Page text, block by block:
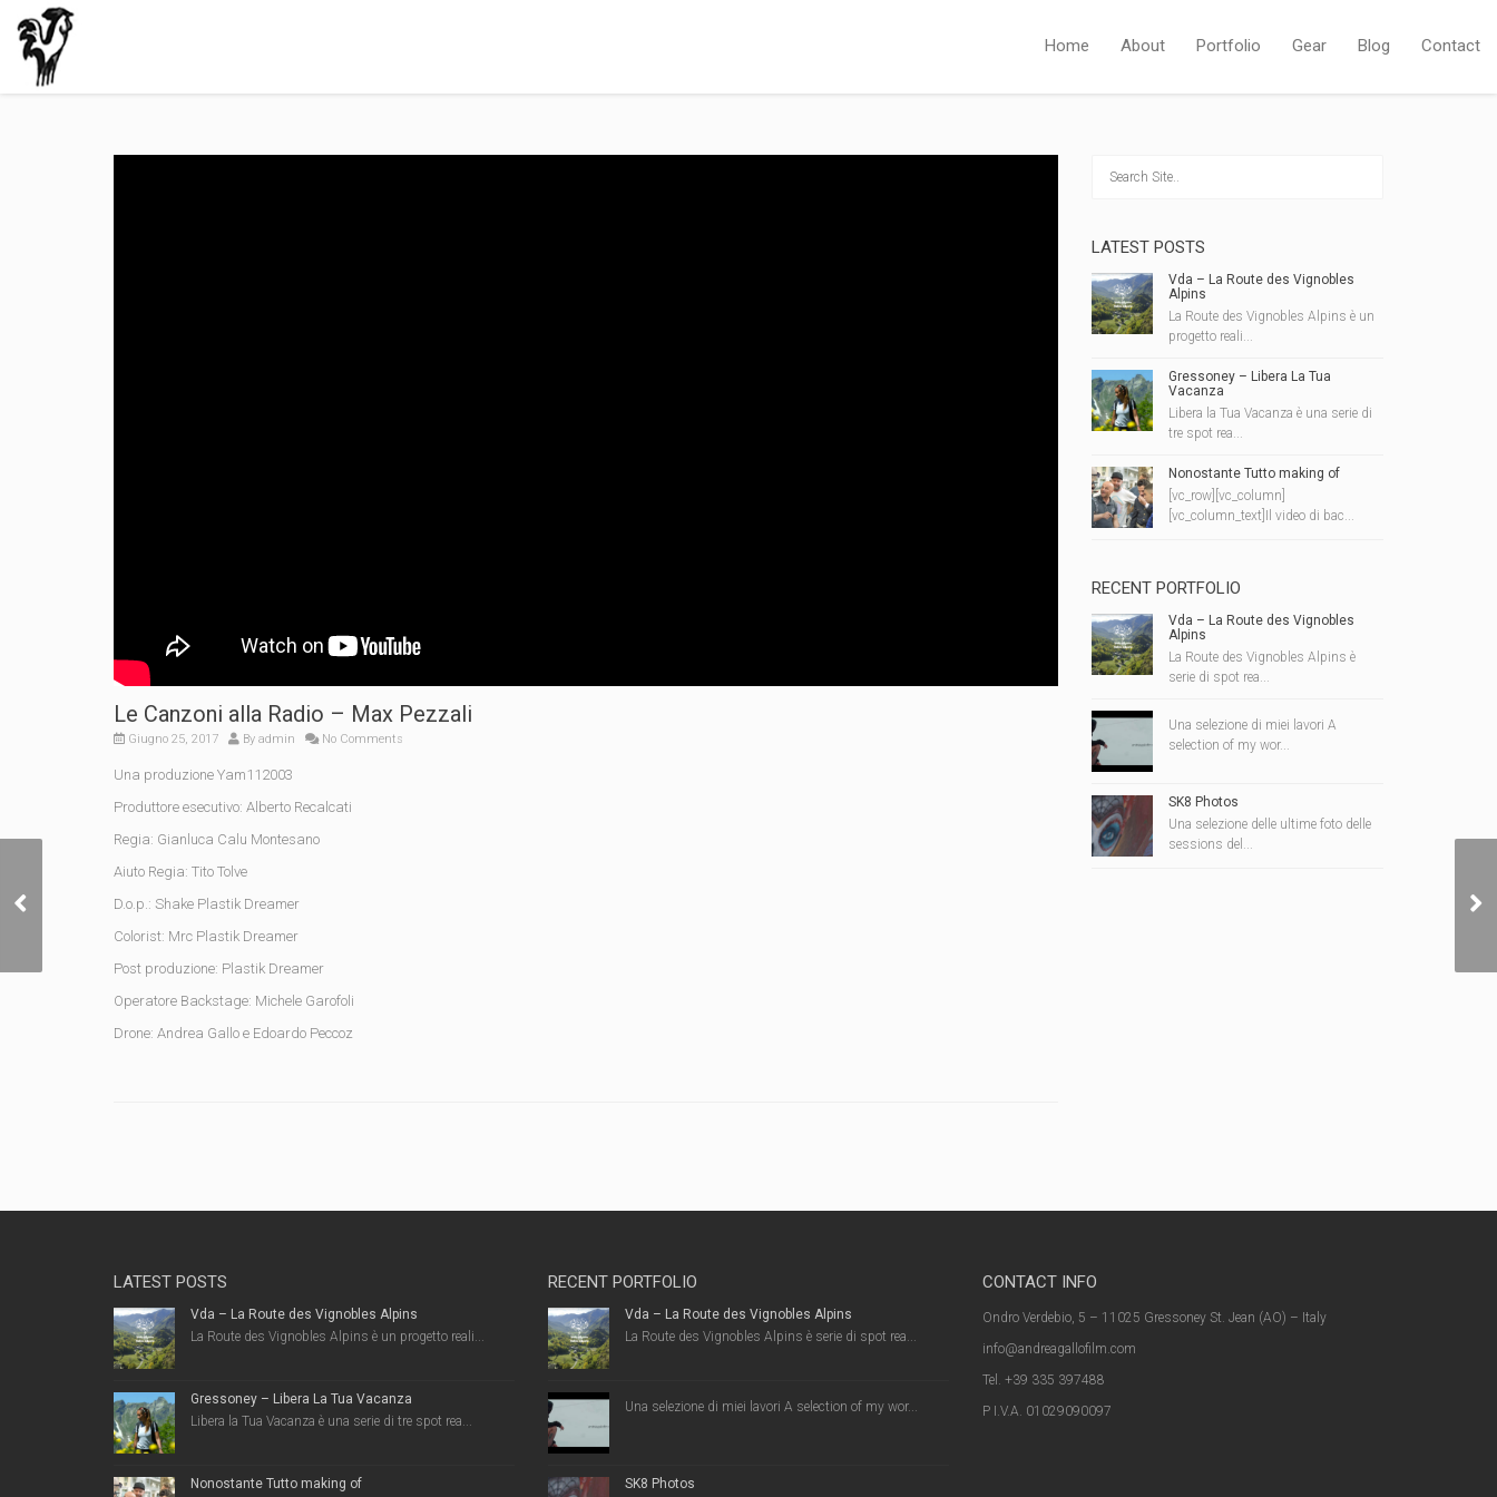
Home About Portfolio Gear Blog Contact
Le Canzoni alla Radio – Max Pezzali
Giugno 25, 2017 By admin No Comments
Una produzione Yam112003
Produttore esecutivo: Alberto Recalcati
Regia: Gianluca Calu Montesano
Aiuto Regia: Tito Tolve
D.o.p.: Shake Plastik Dreamer
Colorist: Mrc Plastik Dreamer
Post produzione: Plastik Dreamer
Operatore Backstage: Michele Garofoli
Drone: Andrea Gallo e Edoardo Peccoz
LATEST POSTS
Vda – La Route des Vignobles
Alpins
La Route des Vignobles Alpins è un
progetto reali...
Gressoney – Libera La Tua
Vacanza
Libera la Tua Vacanza è una serie di
tre spot rea...
Nonostante Tutto making of
[vc_row][vc_column]
[vc_column_text]Il video di bac...
RECENT PORTFOLIO
Vda – La Route des Vignobles
Alpins
La Route des Vignobles Alpins è
serie di spot rea...
Una selezione di miei lavori A
selection of my wor...
SK8 Photos
Una selezione delle ultime foto delle
sessions del...
LATEST POSTS
Vda – La Route des Vignobles Alpins
La Route des Vignobles Alpins è un progetto reali...
Gressoney – Libera La Tua Vacanza
Libera la Tua Vacanza è una serie di tre spot rea...
Nonostante Tutto making of
RECENT PORTFOLIO
Vda – La Route des Vignobles Alpins
La Route des Vignobles Alpins è serie di spot rea...
Una selezione di miei lavori A selection of my wor...
SK8 Photos
CONTACT INFO
Ondro Verdebio, 5 – 11025 Gressoney St. Jean (AO) – Italy
info@andreagallofilm.com
Tel. +39 335 397488
P I.V.A. 01029090097